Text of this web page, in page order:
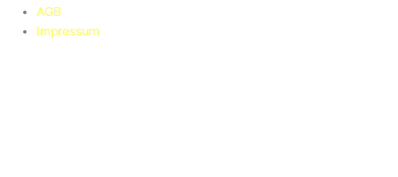
AGB
Impressum